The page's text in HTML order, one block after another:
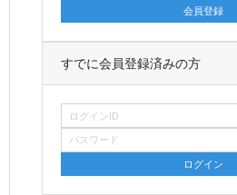
会員登録
すでに会員登録済みの方
ログインID
パスワード
ログイン